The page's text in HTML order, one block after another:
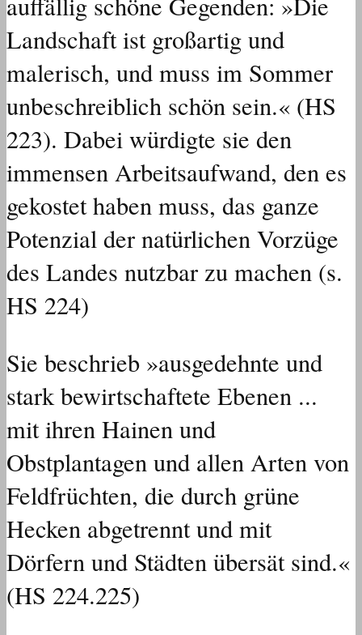
Landschaft ist großartig und
malerisch, und muss im Sommer
unbeschreiblich schön sein.« (HS
223). Dabei würdigte sie den
immensen Arbeitsaufwand, den es
gekostet haben muss, das ganze
Potenzial der natürlichen Vorzüge
des Landes nutzbar zu machen (s.
HS 224)
Sie beschrieb »ausgedehnte und
stark bewirtschaftete Ebenen ...
mit ihren Hainen und
Obstplantagen und allen Arten von
Feldfrüchten, die durch grüne
Hecken abgetrennt und mit
Dörfern und Städten übersät sind.«
(HS 224.225)